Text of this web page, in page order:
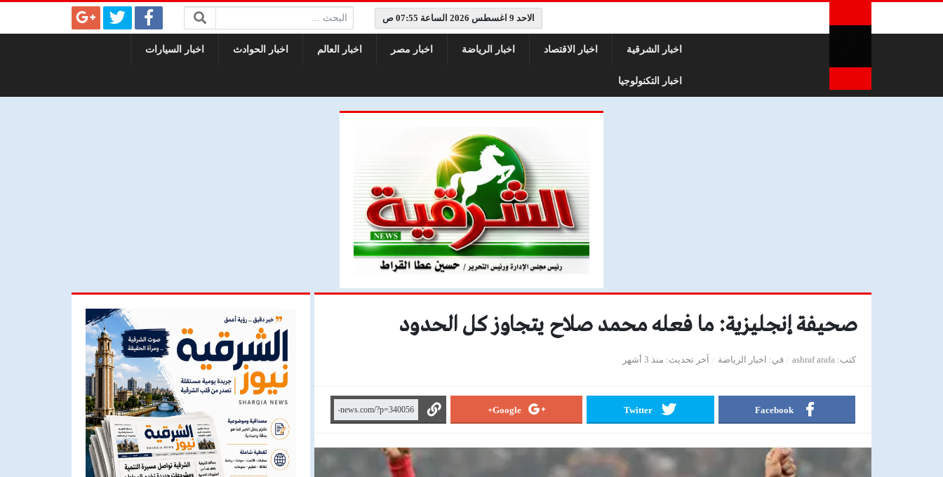
الاحد 9 اغسطس 2026 الساعة 07:55 ص البحث:
اخبار الشرقية اخبار الاقتصاد اخبار الرياضة اخبار مصر اخبار العالم اخبار الحوادث اخبار السيارات
اخبار التكنولوجيا
صحيفة إنجليزية: ما فعله محمد صلاح يتجاوز كل الحدود
كتب ashraf arafa في اخبار الرياضة آخر تحديث منذ 3 أشهر
Facebook
Twitter
Google+